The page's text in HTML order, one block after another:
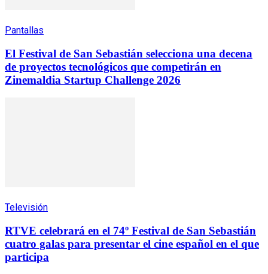
Pantallas
El Festival de San Sebastián selecciona una decena
de proyectos tecnológicos que competirán en
Zinemaldia Startup Challenge 2026
Televisión
RTVE celebrará en el 74º Festival de San Sebastián
cuatro galas para presentar el cine español en el que
participa